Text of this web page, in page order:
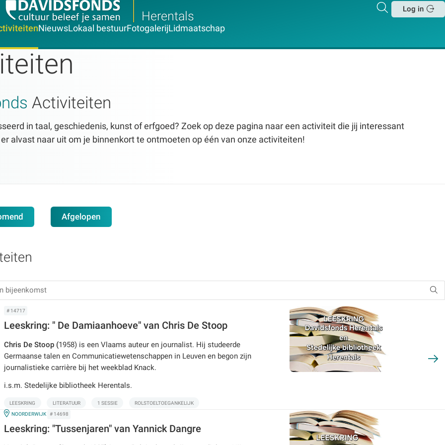
Herentals
Zoeken
Log in
NieuwsLokaal bestuurFotogalerijLidmaatschap
Activiteiten
in taal, geschiedenis, kunst of erfgoed? Zoek op deze pagina naar een activiteit die jij interessant
alvast naar uit om je binnenkort te ontmoeten op één van onze activiteiten!
Afgelopen
# 14717
Leeskring: " De Damiaanhoeve" van Chris De Stoop
Chris De Stoop (1958) is een Vlaams auteur en journalist. Hij studeerde
Germaanse talen en Communicatiewetenschappen in Leuven en begon zijn
journalistieke carrière bij het weekblad Knack.
i.s.m. Stedelijke bibliotheek Herentals.
LEESKRING LITERATUUR 1 SESSIE ROLSTOELTOEGANKELIJK
IN
NOORDERWIJK # 14698
Leeskring: "Tussenjaren" van Yannick Dangre